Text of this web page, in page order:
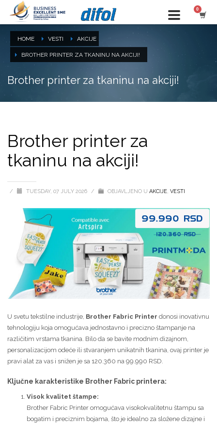
HOME VESTI AKCIJE
BROTHER PRINTER ZA TKANINU NA AKCIJI!
Brother printer za tkaninu na akciji!
Brother printer za
tkaninu na akciji!
/ TUESDAY, 07 JULY 2026 / OBJAVLJENO U AKCIJE, VESTI
U svetu tekstilne industrije, Brother Fabric Printer donosi inovativnu
tehnologiju koja omogućava jednostavno i precizno štampanje na
različitim vrstama tkanina. Bilo da se bavite modnim dizajnom,
personalizacijom odeće ili stvaranjem unikatnih tkanina, ovaj printer je
pravi alat za vas i snižen je sa 120.360 na 99.990 RSD.
Ključne karakteristike Brother Fabric printera:
Visok kvalitet štampe:
Brother Fabric Printer omogućava visokokvalitetnu štampu sa
bogatim i preciznim bojama, što je idealno za složene dizajne i